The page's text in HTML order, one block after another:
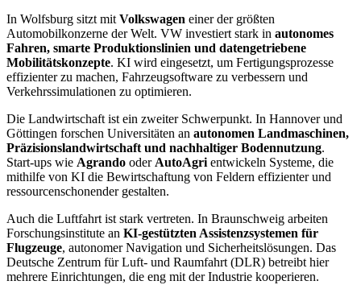
In Wolfsburg sitzt mit Volkswagen einer der größten
Automobilkonzerne der Welt. VW investiert stark in autonomes
Fahren, smarte Produktionslinien und datengetriebene
Mobilitätskonzepte. KI wird eingesetzt, um Fertigungsprozesse
effizienter zu machen, Fahrzeugsoftware zu verbessern und
Verkehrssimulationen zu optimieren.
Die Landwirtschaft ist ein zweiter Schwerpunkt. In Hannover und
Göttingen forschen Universitäten an autonomen Landmaschinen,
Präzisionslandwirtschaft und nachhaltiger Bodennutzung.
Start-ups wie Agrando oder AutoAgri entwickeln Systeme, die
mithilfe von KI die Bewirtschaftung von Feldern effizienter und
ressourcenschonender gestalten.
Auch die Luftfahrt ist stark vertreten. In Braunschweig arbeiten
Forschungsinstitute an KI-gestützten Assistenzsystemen für
Flugzeuge, autonomer Navigation und Sicherheitslösungen. Das
Deutsche Zentrum für Luft- und Raumfahrt (DLR) betreibt hier
mehrere Einrichtungen, die eng mit der Industrie kooperieren.